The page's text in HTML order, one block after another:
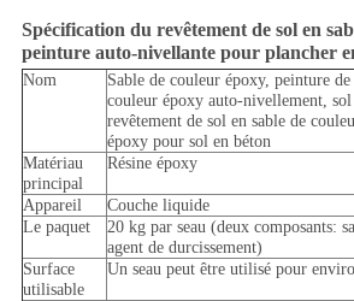
Spécification du revêtement de sol en
peinture auto-nivellante pour plancher
Nom
Sable de couleur époxy, peinture
couleur époxy auto-nivellement,
revêtement de sol en sable de
époxy pour sol en béton
Matériau
principal
Résine époxy
Appareil
Couche liquide
Le paquet
20 kg par seau (deux composants:
agent de durcissement)
Surface
utilisable
Un seau peut être utilisé pour